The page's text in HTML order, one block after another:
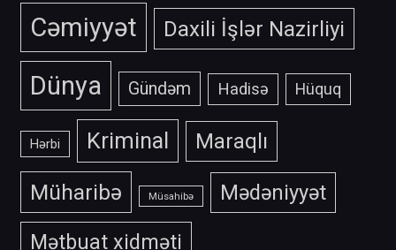
Cəmiyyət Daxili İşlər Nazirliyi
Dünya Gündəm Hadisə Hüquq
Hərbi Kriminal Maraqlı
Müharibə Müsahibə
Mədəniyyət
Mətbuat xidməti